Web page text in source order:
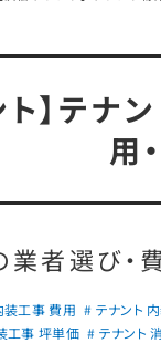
ト】テ
用
者選び・
装工事 費用 # テナント
工事 坪単価 # テナント